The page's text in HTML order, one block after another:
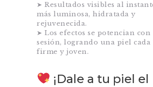
➤ Resultados visibles al
más luminosa, hidratada y
rejuvenecida.
➤ Los efectos se potencian con
sesión, logrando una piel cada
firme y joven.
¡Dale a tu piel el